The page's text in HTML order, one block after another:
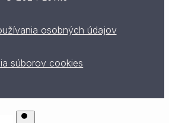
osobných údajov
súborov cookies